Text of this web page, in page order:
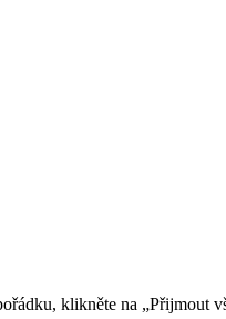
klikněte na „Přijmout